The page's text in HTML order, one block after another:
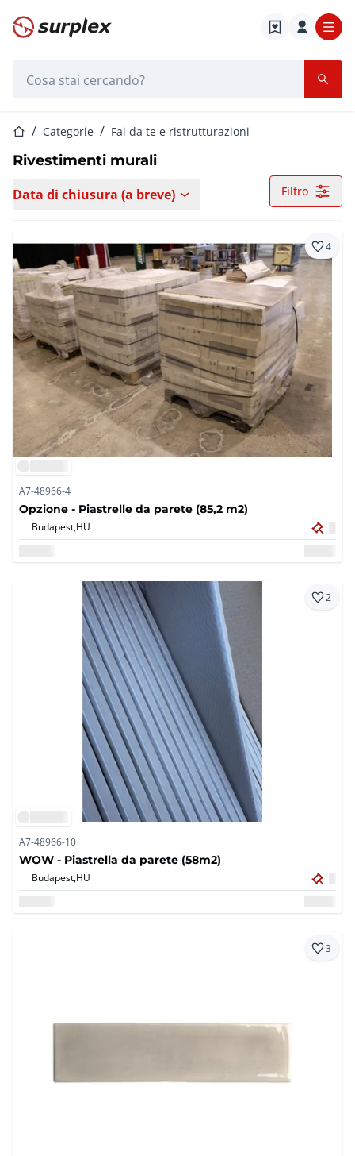
Home
Home Categorie Fai da te e ristrutturazioni
Rivestimenti murali
Data di chiusura (a breve) Filtro
4
A7-48966-4
Opzione - Piastrelle da parete (85,2 m2)
Budapest,HU
2
A7-48966-10
WOW - Piastrella da parete (58m2)
Budapest,HU
3